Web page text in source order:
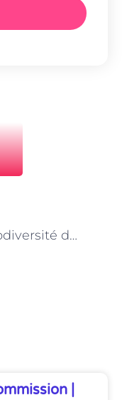
La biodiversité dans les jardins parisiens : Comment la favoriser ?
|